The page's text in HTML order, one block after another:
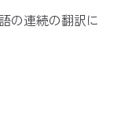
の連続の翻訳に